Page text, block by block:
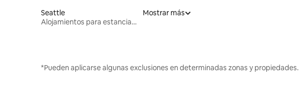
Seattle
Alojamientos para estancias largas
Mostrar más
*Pueden aplicarse algunas exclusiones en determinadas zonas y propiedades.